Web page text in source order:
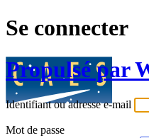
Se connecter
Propulsé par
Identifiant ou adresse e-mail
Mot de passe